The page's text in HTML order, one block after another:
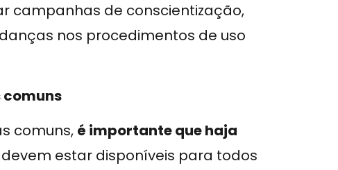
campanhas de conscientização,
nos procedimentos de uso
comuns
comuns, é importante que haja
devem estar disponíveis para todos